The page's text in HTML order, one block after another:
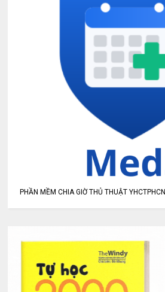
PHẦN MỀM CHIA GIỜ THỦ THUẬT YHCTPHCN